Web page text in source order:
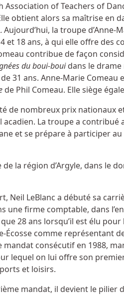
Association of Teachers of
obtient alors sa maîtrise en
Aujourd’hui, la troupe
et 18 ans, à qui elle offre des
contribue de façon
du boui-bouidans le drame
31 ans. Anne-Marie Comeau
de Phil Comeau. Elle siège
de nombreux prix nationaux
acadien. La troupe a contribué
et se prépare à participer au
la région d’Argyle, dans le
Neil LeBlanc a débuté sa
une firme comptable, dans
28 ans lorsqu’il est élu
Écosse comme représentant
consécutif en 1988,
lequel on lui offre son
et loisirs.
mandat, il devient le